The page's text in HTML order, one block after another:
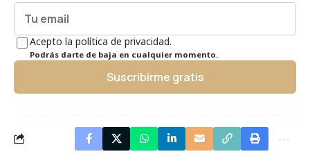
Acepto la política de privacidad.
Podrás darte de baja en cualquier momento.
Suscribirme gratis